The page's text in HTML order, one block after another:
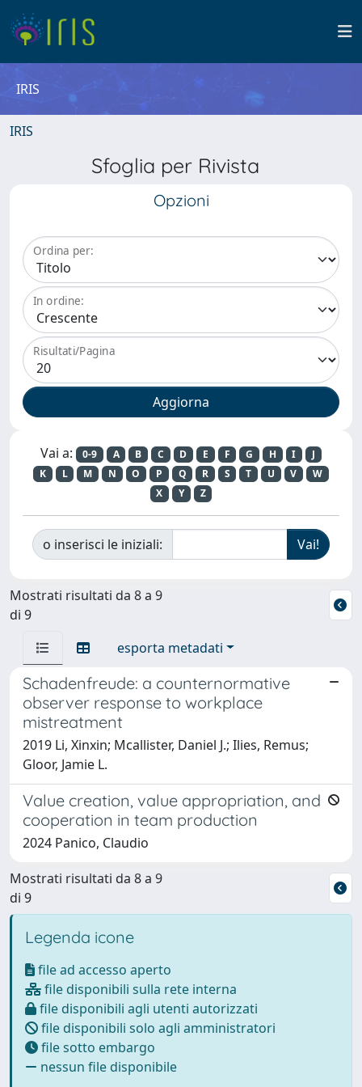
IRIS
IRIS
Sfoglia per Rivista
Opzioni
Ordina per:
In ordine:
Risultati/Pagina
Vai a: 0-9 A B C D E F G H I
J
K
L M N O P Q R S T U V
W
X
Y Z
o inserisci le iniziali:
Mostrati risultati da 8 a 9
di 9
esporta metadati
Schadenfreude: a counternormative
observer response to workplace
mistreatment
2019 Li, Xinxin; Mcallister, Daniel J.; Ilies, Remus;
Gloor, Jamie L.
Value creation, value appropriation, and
cooperation in team production
2024 Panico, Claudio
Mostrati risultati da 8 a 9
di 9
Legenda icone
file ad accesso aperto
file disponibili sulla rete interna
file disponibili agli utenti autorizzati
file disponibili solo agli amministratori
file sotto embargo
nessun file disponibile